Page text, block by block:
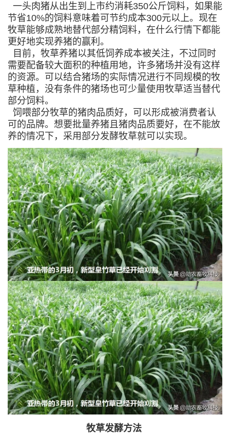
一头肉猪从出生到上市约消耗350公斤饲料，如果能
节省10%的饲料意味着可节约成本300元以上。现在
牧草能够成熟地替代部分精饲料，在什么行情下都能
更好地实现养猪的赢利。
目前，牧草养猪以其低饲养成本被关注，不过同时
需要配备较大面积的种植用地，许多猪场并没有这样
的资源。可以结合猪场的实际情况进行不同规模的牧
草种植，没有条件的猪场也可少量使用牧草适当替代
部分饲料。
饲喂部分牧草的猪肉品质好，可以形成被消费者认
可的品牌。 想要批量养猪且猪肉品质要好，在不能放
养的情况下，采用部分发酵牧草就可以实现。
牧草发酵方法